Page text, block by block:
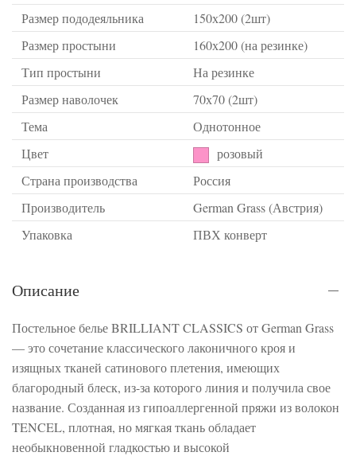
Размер пододеяльника
150х200 (2шт)
Размер простыни
160х200 (на резинке)
Тип простыни
На резинке
Размер наволочек
70х70 (2шт)
Тема
Однотонное
Цвет
розовый
Страна производства
Россия
Производитель
German Grass (Австрия)
Упаковка
ПВХ конверт
Описание
Постельное белье BRILLIANT CLASSICS от German Grass
— это сочетание классического лаконичного кроя и
изящных тканей сатинового плетения, имеющих
благородный блеск, из-за которого линия и получила свое
название. Созданная из гипоаллергенной пряжи из волокон
TENCEL, плотная, но мягкая ткань обладает
необыкновенной гладкостью и высокой